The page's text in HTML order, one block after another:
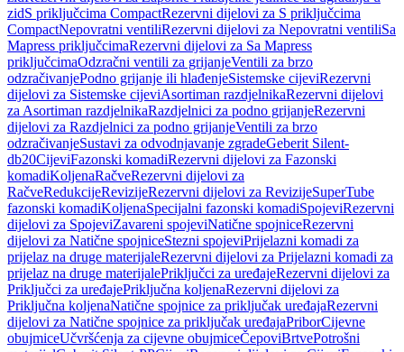
zidS priključcima CompactRezervni dijelovi za S priključcima
CompactNepovratni ventiliRezervni dijelovi za Nepovratni ventiliSa
Mapress priključcimaRezervni dijelovi za Sa Mapress
priključcimaOdzračni ventili za grijanjeVentili za brzo
odzračivanjePodno grijanje ili hlađenjeSistemske cijeviRezervni
dijelovi za Sistemske cijeviAsortiman razdjelnikaRezervni dijelovi
za Asortiman razdjelnikaRazdjelnici za podno grijanjeRezervni
dijelovi za Razdjelnici za podno grijanjeVentili za brzo
odzračivanjeSustavi za odvodnjavanje zgradeGeberit Silent-
db20CijeviFazonski komadiRezervni dijelovi za Fazonski
komadiKoljenaRačveRezervni dijelovi za
RačveRedukcijeRevizijeRezervni dijelovi za RevizijeSuperTube
fazonski komadiKoljenaSpecijalni fazonski komadiSpojeviRezervni
dijelovi za SpojeviZavareni spojeviNatične spojniceRezervni
dijelovi za Natične spojniceStezni spojeviPrijelazni komadi za
prijelaz na druge materijaleRezervni dijelovi za Prijelazni komadi za
prijelaz na druge materijalePriključci za uređajeRezervni dijelovi za
Priključci za uređajePriključna koljenaRezervni dijelovi za
Priključna koljenaNatične spojnice za priključak uređajaRezervni
dijelovi za Natične spojnice za priključak uređajaPriborCijevne
obujmiceUčvršćenja za cijevne obujmiceČepoviBrtvePotrošni